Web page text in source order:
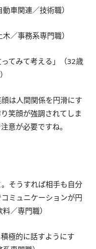
車関連／技術職）
／事務系専門職）
てみて考える」（32歳
は人間関係を円滑にす
笑顔が強調されてしま
意が必要ですね。
そうすれば相手も自分
ミュニケーションが円
／専門職）
極的に話すようにす